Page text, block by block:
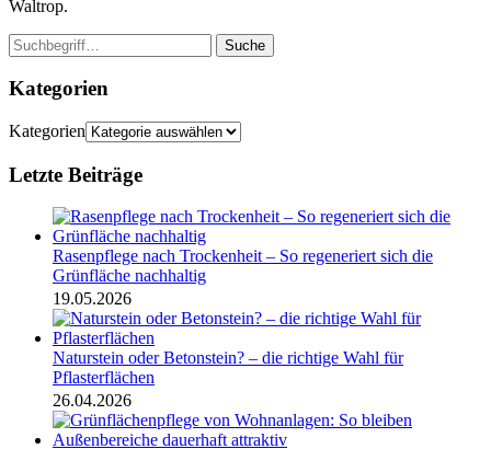
Waltrop.
Suche
Kategorien
Kategorien
Letzte Beiträge
Rasenpflege nach Trockenheit – So regeneriert sich die
Grünfläche nachhaltig
19.05.2026
Naturstein oder Betonstein? – die richtige Wahl für
Pflasterflächen
26.04.2026